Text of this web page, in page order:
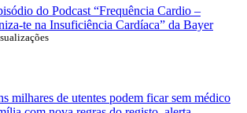
do Podcast “Frequência Cardio –
te na Insuficiência Cardíaca” da Bayer
milhares de utentes podem ficar sem médico